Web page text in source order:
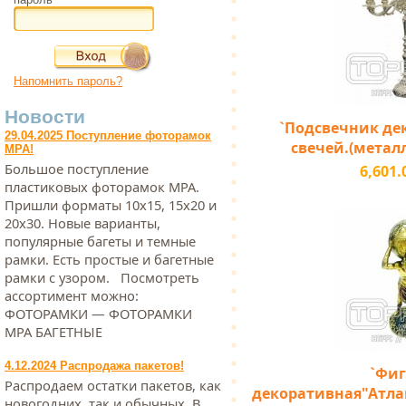
Напомнить пароль?
Новости
29.04.2025 Поступление фоторамок
МРА!
Большое поступление
пластиковых фоторамок МРА.
Пришли форматы 10х15, 15х20 и
20х30. Новые варианты,
популярные багеты и темные
рамки. Есть простые и багетные
рамки с узором. Посмотреть
ассортимент можно:
ФОТОРАМКИ — ФОТОРАМКИ
МРА БАГЕТНЫЕ
4.12.2024 Распродажа пакетов!
Распродаем остатки пакетов, как
`Подсвечник